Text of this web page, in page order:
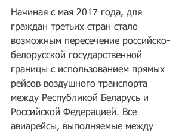
Начиная с мая 2017 года, для
граждан третьих стран стало
возможным пересечение российско-
белорусской государственной
границы с использованием прямых
рейсов воздушного транспорта
между Республикой Беларусь и
Российской Федерацией. Все
авиарейсы, выполняемые между